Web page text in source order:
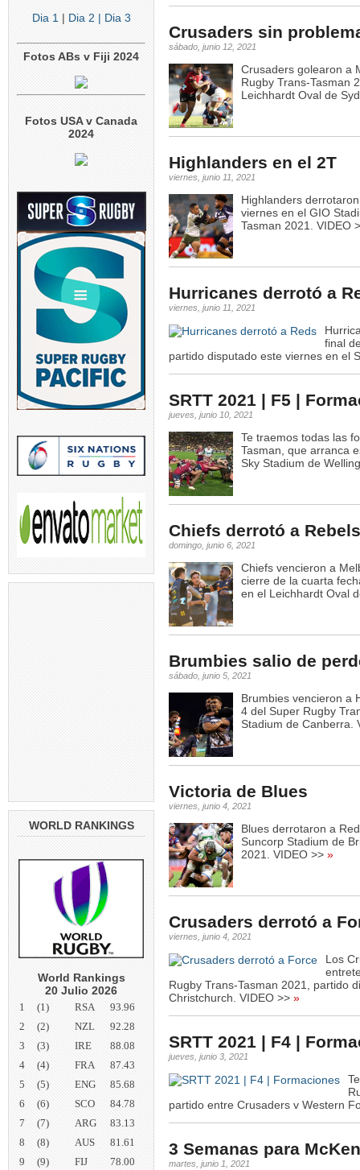
Dia 1 | Dia 2 | Dia 3
Fotos ABs v Fiji 2024
Fotos USA v Canada
2024
WORLD RANKINGS
World Rankings
20 Julio 2026
1 (1) RSA
93.96
2
(2) NZL
92.28
3
(3) IRE
88.08
4
(4) FRA
87.43
5
(5) ENG
85.68
6
(6) SCO
84.78
7
(7) ARG
83.13
8
(8) AUS
81.61
9
(9) FIJ 78.00
Crusaders sin
sábado, junio 12, 2021
Crusaders golearon a
Rugby Trans-Tasman
Leichhardt Oval de
Highlanders en el 2T
viernes, junio 11, 2021
Highlanders
viernes en el GIO
Tasman 2021. VIDEO
Hurricanes derrotó a
viernes, junio 11, 2021
final
partido disputado este viernes en el
SRTT 2021 | F5 |
jueves, junio 10, 2021
Te traemos todas las
Tasman, que arranca
Sky Stadium de
Chiefs derrotó a Rebels
domingo, junio 6, 2021
Chiefs vencieron a
cierre de la cuarta
en el Leichhardt Oval
Brumbies salio de
sábado, junio 5, 2021
Brumbies vencieron a
4 del Super Rugby
Stadium de Canberra.
Victoria de Blues
viernes, junio 4, 2021
Blues derrotaron a
Suncorp Stadium de
2021. VIDEO >> »
Crusaders derrotó a
viernes, junio 4, 2021
Los
Rugby Trans-Tasman 2021, partido
Christchurch. VIDEO >> »
SRTT 2021 | F4 |
jueves, junio 3, 2021
partido entre Crusaders v Western
3 Semanas para
martes, junio 1, 2021